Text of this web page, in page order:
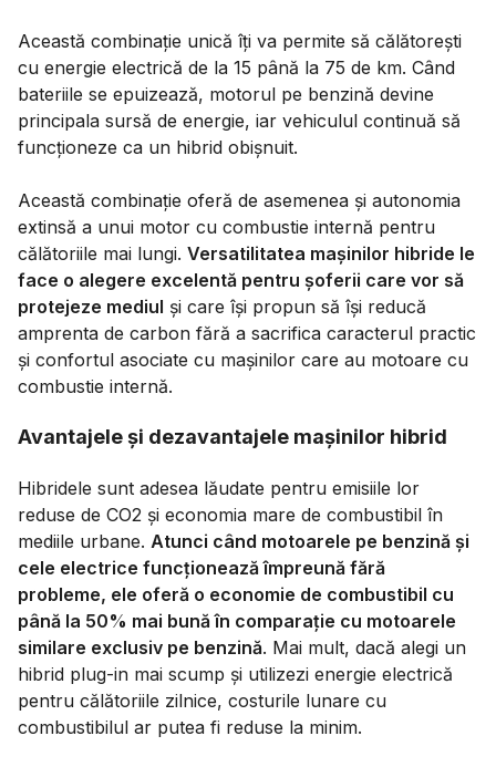
Această combinație unică îți va permite să călătorești
cu energie electrică de la 15 până la 75 de km. Când
bateriile se epuizează, motorul pe benzină devine
principala sursă de energie, iar vehiculul continuă să
funcționeze ca un hibrid obișnuit.
Această combinație oferă de asemenea și autonomia
extinsă a unui motor cu combustie internă pentru
călătoriile mai lungi. Versatilitatea mașinilor hibride le
face o alegere excelentă pentru șoferii care vor să
protejeze mediul și care își propun să își reducă
amprenta de carbon fără a sacrifica caracterul practic
și confortul asociate cu mașinilor care au motoare cu
combustie internă.
Avantajele și dezavantajele mașinilor hibrid
Hibridele sunt adesea lăudate pentru emisiile lor
reduse de CO2 și economia mare de combustibil în
mediile urbane. Atunci când motoarele pe benzină și
cele electrice funcționează împreună fără
probleme, ele oferă o economie de combustibil cu
până la 50% mai bună în comparație cu motoarele
similare exclusiv pe benzină. Mai mult, dacă alegi un
hibrid plug-in mai scump și utilizezi energie electrică
pentru călătoriile zilnice, costurile lunare cu
combustibilul ar putea fi reduse la minim.